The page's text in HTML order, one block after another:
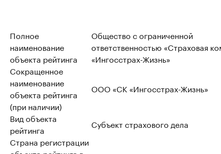
Полное
наименование
объекта рейтинга
Общество с ограниченной
ответственностью «Страховая
«Ингосстрах-Жизнь»
Сокращенное
наименование
объекта рейтинга
(при наличии)
ООО «СК «Ингосстрах-Жизнь»
Вид объекта
рейтинга
Субъект страхового дела
Страна регистрации